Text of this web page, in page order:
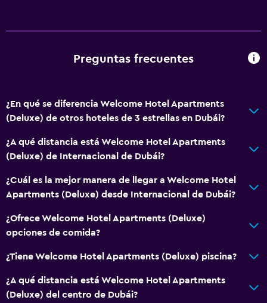
Cuidado de niños o guardería
Spa
Preguntas frecuentes
¿En qué se diferencia Welcome Hotel Apartments
(Deluxe) de otros hoteles de 3 estrellas en Dubái?
¿A qué distancia está Welcome Hotel Apartments
(Deluxe) de Internacional de Dubái?
¿Cuál es la mejor manera de llegar a Welcome Hotel
Apartments (Deluxe) desde Internacional de Dubái?
¿Ofrece Welcome Hotel Apartments (Deluxe)
opciones de comida?
¿Tiene Welcome Hotel Apartments (Deluxe) piscina?
¿A qué distancia está Welcome Hotel Apartments
(Deluxe) del centro de Dubái?